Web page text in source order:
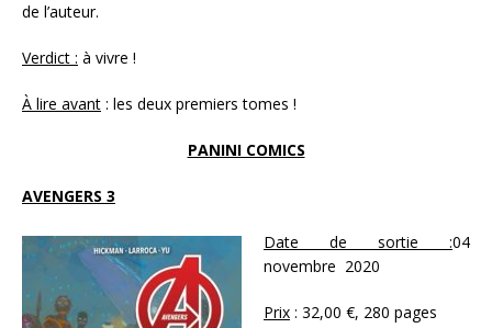
de l’auteur.
Verdict : à vivre !
À lire avant : les deux premiers tomes !
PANINI COMICS
AVENGERS 3
Date de sortie :04
novembre 2020
Prix : 32,00 €, 280 pages